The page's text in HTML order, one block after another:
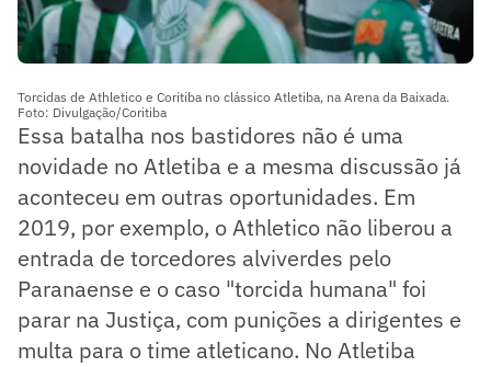
Torcidas de Athletico e Coritiba no clássico Atletiba, na Arena da Baixada.
Foto: Divulgação/Coritiba
Essa batalha nos bastidores não é uma
novidade no Atletiba e a mesma discussão já
aconteceu em outras oportunidades. Em
2019, por exemplo, o Athletico não liberou a
entrada de torcedores alviverdes pelo
Paranaense e o caso "torcida humana" foi
parar na Justiça, com punições a dirigentes e
multa para o time atleticano. No Atletiba